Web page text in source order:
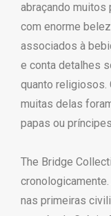
abraçando muitos
com enorme
associados à
e conta detalhes
quanto religiosos.
muitas delas
papas ou
The Bridge
nas primeiras